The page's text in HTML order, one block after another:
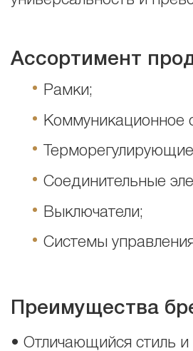
Ассортимент
Рамки;
Коммуникационное
Соединительные
Выключатели;
Системы
Преимущества
• Отличающийся стиль